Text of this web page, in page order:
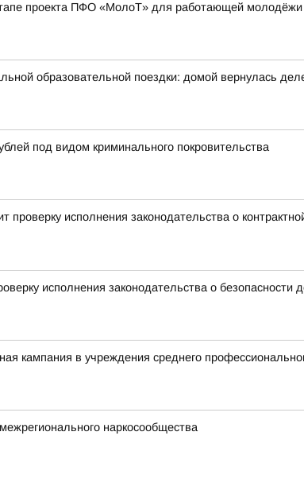
проекта ПФО «МолоТ» для работающей молодёжи
образовательной поездки: домой вернулась
под видом криминального покровительства
проверку исполнения законодательства о
исполнения законодательства о безопасности
кампания в учреждения среднего
наркосообщества